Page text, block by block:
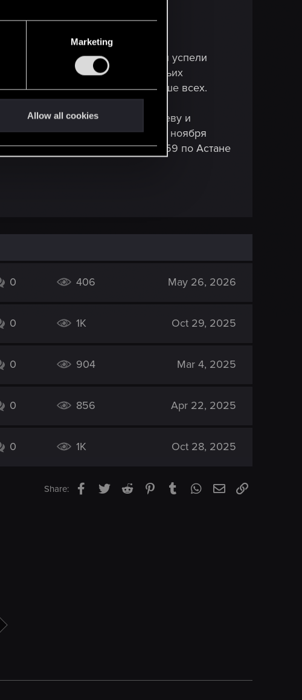
Marketing
Allow all cookies
наши самые преданные игроки успели
на рассылку «Ведьмачьих
вам приобрести билеты раньше всех.
запланировано на 13:00 по Киеву и
Ташкенту, 17:00 по Бишкеку. 21 ноября
02:59 по Баку и Еревану, 03:59 по Астане
0 406 May 26, 2026
0 1K Oct 29, 2025
0 904 Mar 4, 2025
0 856 Apr 22, 2025
0 1K Oct 28, 2025
Share: Facebook
TwitterReddit PinterestTumblrWhatsApp
EmailLink